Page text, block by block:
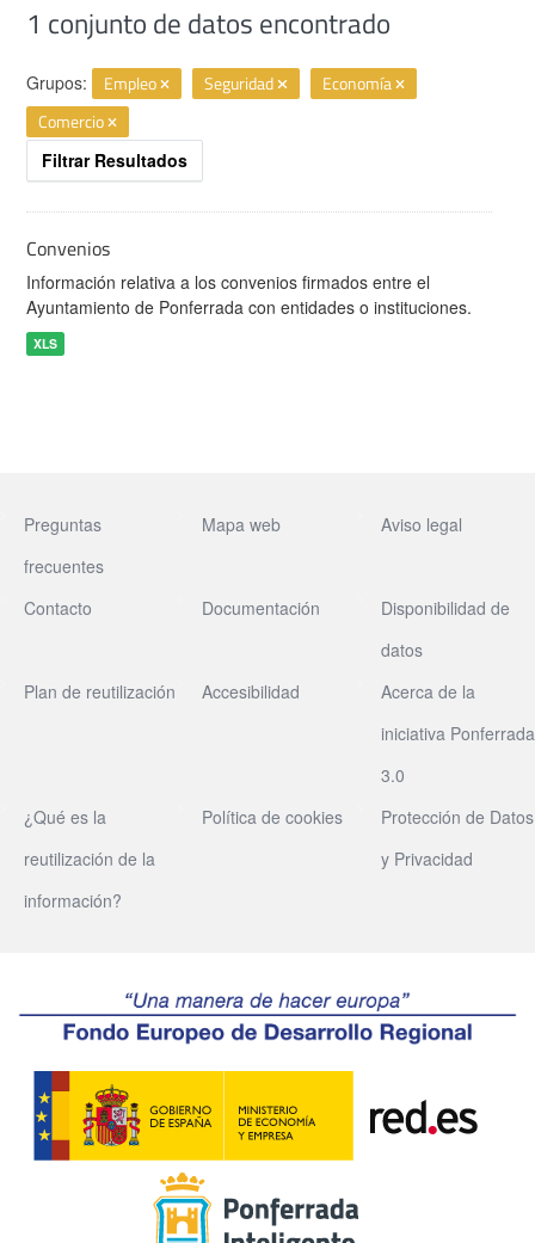
1 conjunto de datos encontrado
Grupos: Empleo Seguridad
Economía
Comercio
Filtrar Resultados
Convenios
Información relativa a los convenios firmados entre el
Ayuntamiento de Ponferrada con entidades o instituciones.
XLS
Preguntas
frecuentes
Mapa web Aviso legal
Contacto Documentación
Disponibilidad de
datos
Plan de reutilización
Accesibilidad
Acerca de la
iniciativa Ponferrada
3.0
¿Qué es la
reutilización de la
información?
Política de cookies
Protección de Datos
y Privacidad